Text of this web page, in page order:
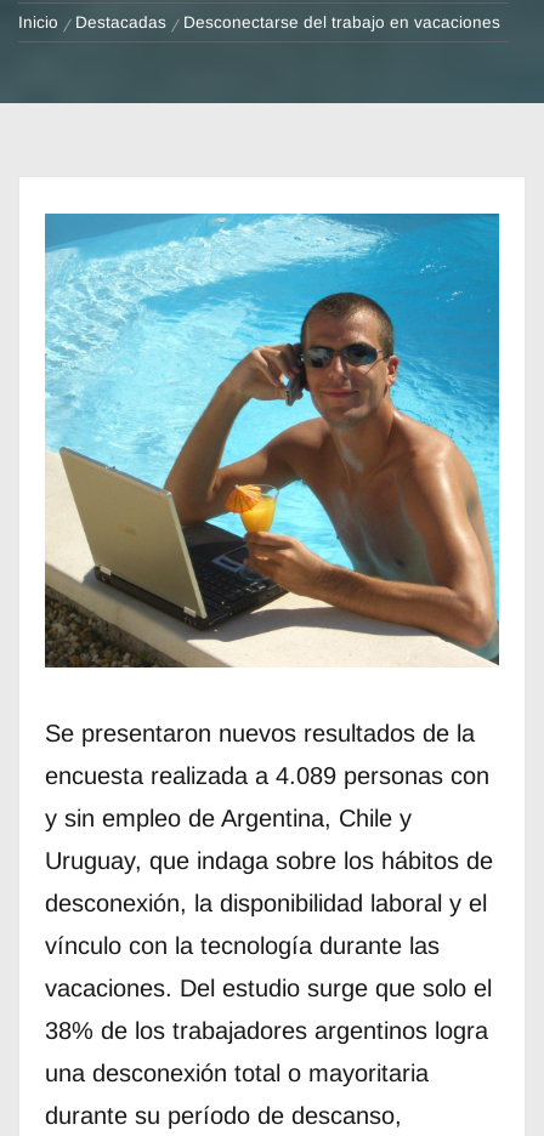
Inicio Destacadas Desconectarse del trabajo en vacaciones
Se presentaron nuevos resultados de la
encuesta realizada a 4.089 personas con
y sin empleo de Argentina, Chile y
Uruguay, que indaga sobre los hábitos de
desconexión, la disponibilidad laboral y el
vínculo con la tecnología durante las
vacaciones. Del estudio surge que solo el
38% de los trabajadores argentinos logra
una desconexión total o mayoritaria
durante su período de descanso,